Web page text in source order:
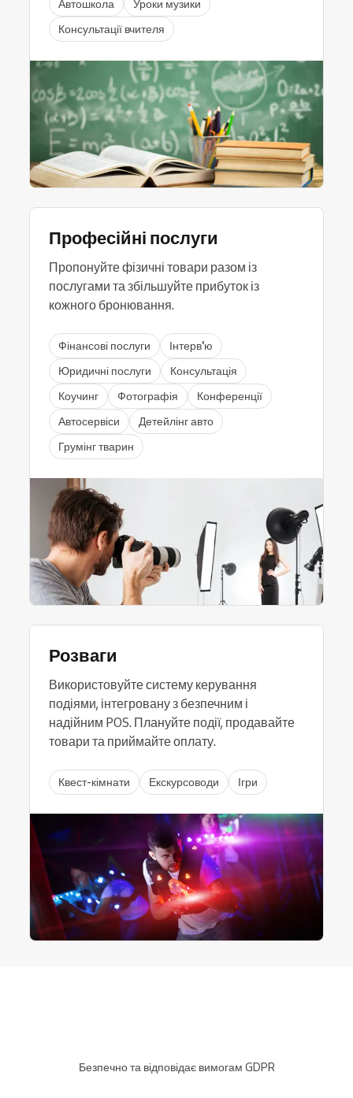
Автошкола
Уроки музики
Консультації вчителя
Професійні послуги
Пропонуйте фізичні товари разом із
послугами та збільшуйте прибуток із
кожного бронювання.
Фінансові послуги
Інтерв'ю
Юридичні послуги
Консультація
Коучинг
Фотографія
Конференції
Автосервіси
Детейлінг авто
Грумінг тварин
Розваги
Використовуйте систему керування
подіями, інтегровану з безпечним і
надійним POS. Плануйте події, продавайте
товари та приймайте оплату.
Квест-кімнати Екскурсоводи Ігри
Безпечно та відповідає вимогам GDPR